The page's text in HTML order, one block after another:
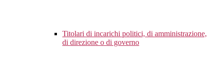
Titolari di incarichi politici, di amministrazione,
di direzione o di governo